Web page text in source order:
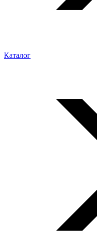
Каталог